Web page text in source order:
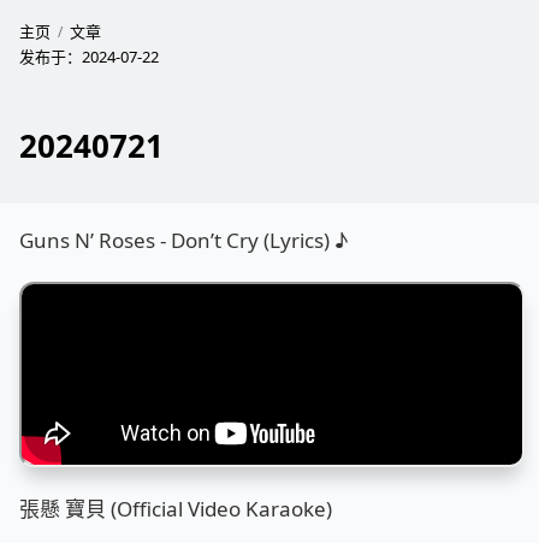
主页
文章
发布于： 2024-07-22
20240721
Guns N’ Roses - Don’t Cry (Lyrics) ♪
張懸 寶貝 (Official Video Karaoke)